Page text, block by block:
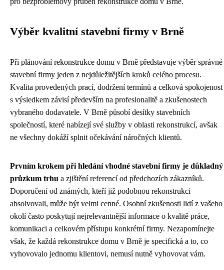
Výběr kvalitní stavební firmy v Brně
Při plánování rekonstrukce domu v Brně představuje výběr správné
stavební firmy jeden z nejdůležitějších kroků celého procesu.
Kvalita provedených prací, dodržení termínů a celková spokojenost
s výsledkem závisí především na profesionalitě a zkušenostech
vybraného dodavatele. V Brně působí desítky stavebních
společností, které nabízejí své služby v oblasti rekonstrukcí, avšak
ne všechny dokáží splnit očekávání náročných klientů.
Prvním krokem při hledání vhodné stavební firmy je důkladný
průzkum trhu a zjištění referencí od předchozích zákazníků.
Doporučení od známých, kteří již podobnou rekonstrukci
absolvovali, může být velmi cenné. Osobní zkušenosti lidí z vašeho
okolí často poskytují nejrelevantnější informace o kvalitě práce,
komunikaci a celkovém přístupu konkrétní firmy. Nezapomínejte
však, že každá rekonstrukce domu v Brně je specifická a to, co
vyhovovalo jednomu klientovi, nemusí nutně vyhovovat vám.